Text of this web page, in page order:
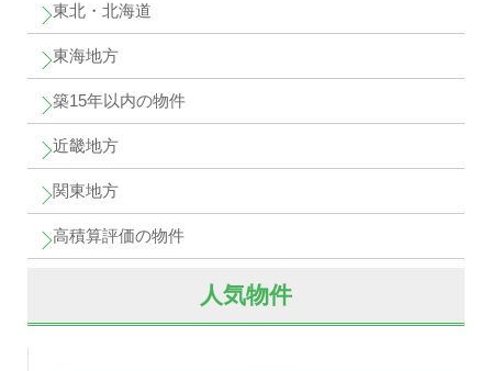
東北・北海道
東海地方
築15年以内の物件
近畿地方
関東地方
高積算評価の物件
人気物件